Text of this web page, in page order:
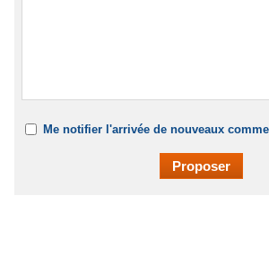
Me notifier l'arrivée de nouveaux